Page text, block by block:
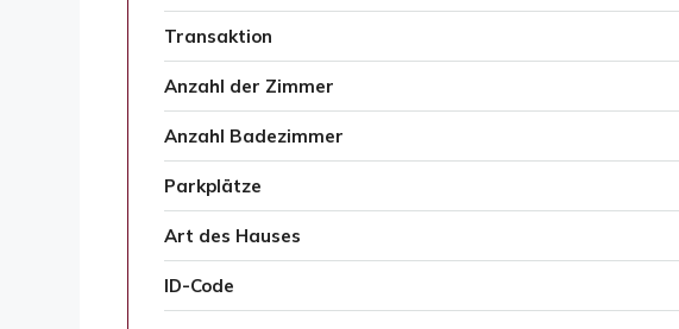
Transaktion
Anzahl der Zimmer
Anzahl Badezimmer
Parkplätze
Art des Hauses
ID-Code